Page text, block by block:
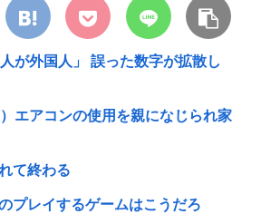
が外国人」 誤った数字が拡散し
エアコンの使用を親になじられ家
て終わる
プレイするゲームはこうだろ